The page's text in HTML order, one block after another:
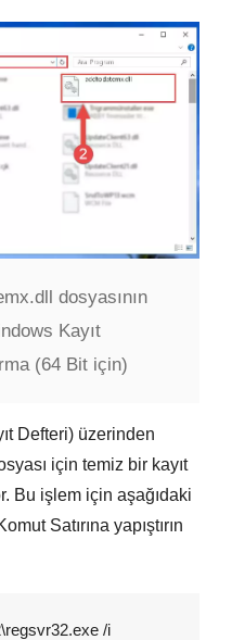
dosyasının
Kayıt
(64 Bit için)
Defteri) üzerinden
için temiz bir kayıt
Bu işlem için aşağıdaki
Satırına yapıştırın
/i